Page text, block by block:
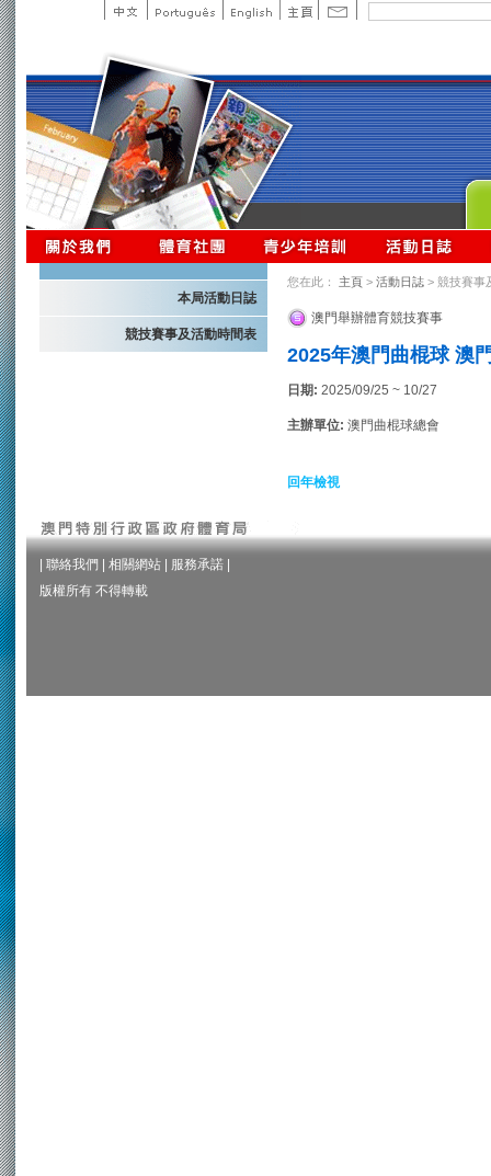
本局活動日誌
競技賽事及活動時間表
您在此： 主頁 > 活動日誌 > 競技賽事
澳門舉辦體育競技賽事
2025年澳門曲棍球 澳
日期: 2025/09/25 ~ 10/27
主辦單位: 澳門曲棍球總會
回年檢視
聯絡我們 相關網站 服務承諾
版權所有 不得轉載